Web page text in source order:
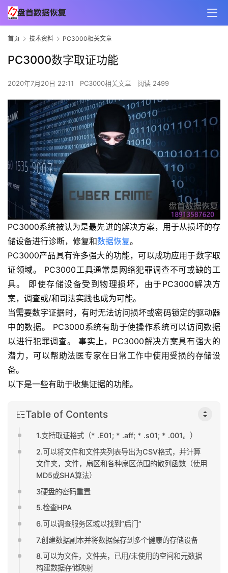
首页 技术资料 PC3000相关文章
PC3000数字取证功能
2020年7月20日 22:11 PC3000相关文章 阅读 2499
PC3000系统被认为是最先进的解决方案，用于从损坏的存
储设备进行诊断，修复和数据恢复。
PC3000产品具有许多强大的功能，可以成功应用于数字取
证领域。 PC3000工具通常是网络犯罪调查不可或缺的工
具。 即使存储设备受到物理损坏，由于PC3000解决方
案，调查或/和司法实践也成为可能。
当需要数字证据时，有时无法访问损坏或密码锁定的驱动器
中的数据。 PC3000系统有助于使操作系统可以访问数据
以进行犯罪调查。 事实上，PC3000解决方案具有强大的
潜力，可以帮助法医专家在日常工作中使用受损的存储设
备。
以下是一些有助于收集证据的功能。
Table of Contents
1.支持取证格式（* .E01; * .aff; * .s01; * .001。）
2.可以将文件和文件夹列表导出为CSV格式，并计算
文件夹，文件，扇区和各种扇区范围的散列函数（使用
MD5或SHA算法）
3硬盘的密码重置
5.检查HPA
6.可以调查服务区域以找到“后门”
7.创建数据副本并将数据保存到多个健康的存储设备
8.可以为文件，文件夹，已用/未使用的空间和元数据
构建数据存储映射